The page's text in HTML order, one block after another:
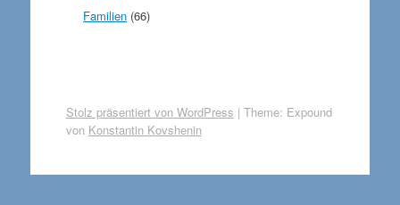
Familien (66)
Stolz präsentiert von WordPress | Theme: Expound
von Konstantin Kovshenin